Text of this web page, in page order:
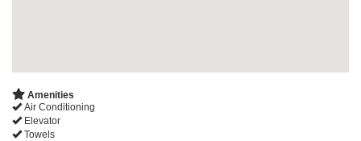
Amenities
Air Conditioning
Elevator
Towels